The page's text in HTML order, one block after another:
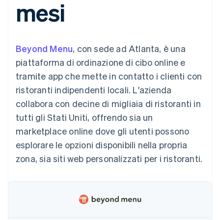
flessibile
Metodi di
pagamento
Terminal
Pagamenti di
persona
Authorization
Accettazione
ottimizzata
Pagamento
accelerato
Financial
Connections
Conti finanziari
collegati
Data Pipeline
dei dati
Per settore
Aziende di IA
Creator economy
Gaming
Ospitalità, viaggi e
tempo libero
Assicurazione
intrattenimento
Organizzazioni non
profit
Pubblica
Commercio al dettaglio
garantite da stablecoin
Esegui il provisioning e
gestisci i servizi con gli
agenti
Risorse
Integrazioni app
Esempi di codice
Blog per sviluppatori
Sala stampa
Stripe Press
Recapiti
Contattaci
Diventa nostro partner
mesi
Beyond Menu, con sede ad Atlanta, è una
piattaforma di ordinazione di cibo online e
tramite app che mette in contatto i clienti con
ristoranti indipendenti locali. L'azienda
collabora con decine di migliaia di ristoranti in
tutti gli Stati Uniti, offrendo sia un
marketplace online dove gli utenti possono
esplorare le opzioni disponibili nella propria
zona, sia siti web personalizzati per i ristoranti.